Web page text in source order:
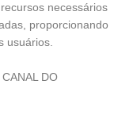
necessários
proporcionando
usuários.
DO